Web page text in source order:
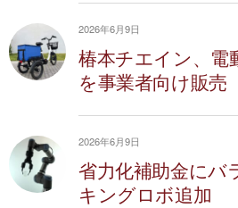
2026年6月9日
椿本チエイン、電
を事業者向け販売
2026年6月9日
省力化補助金にバ
キングロボ追加